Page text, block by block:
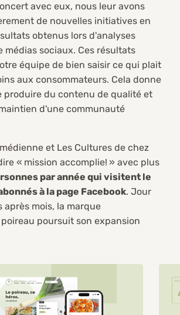
avec eux, nous leur avons
de nouvelles initiatives en
obtenus lors d'analyses
médias sociaux. Ces résultats
équipe de bien saisir ce qui plait
aux consommateurs. Cela donne
produire du contenu de qualité et
d'une communauté
et Les Cultures de chez
« mission accomplie! » avec plus
par année qui visitent le
à la page Facebook. Jour
après mois, la marque
poursuit son expansion